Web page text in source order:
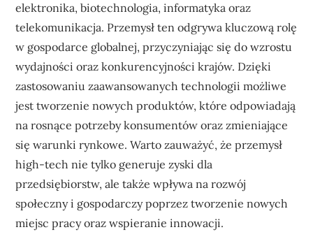
elektronika, biotechnologia, informatyka oraz
telekomunikacja. Przemysł ten odgrywa kluczową rolę
w gospodarce globalnej, przyczyniając się do wzrostu
wydajności oraz konkurencyjności krajów. Dzięki
zastosowaniu zaawansowanych technologii możliwe
jest tworzenie nowych produktów, które odpowiadają
na rosnące potrzeby konsumentów oraz zmieniające
się warunki rynkowe. Warto zauważyć, że przemysł
high-tech nie tylko generuje zyski dla
przedsiębiorstw, ale także wpływa na rozwój
społeczny i gospodarczy poprzez tworzenie nowych
miejsc pracy oraz wspieranie innowacji.